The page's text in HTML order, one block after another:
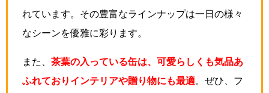
れています。その豊富なラインナップは一日の様々
なシーンを優雅に彩ります。
また、 茶葉の入っている缶は、可愛らしくも気品あ
ふれておりインテリアや贈り物にも最適 。ぜひ、フ